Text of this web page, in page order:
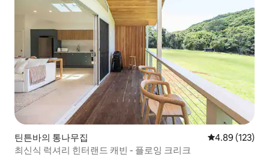
틴튼바의 통나무집 평점 4.89점(5
4.89 (123)
최신식 럭셔리 힌터랜드 캐빈 - 플로잉 크리크